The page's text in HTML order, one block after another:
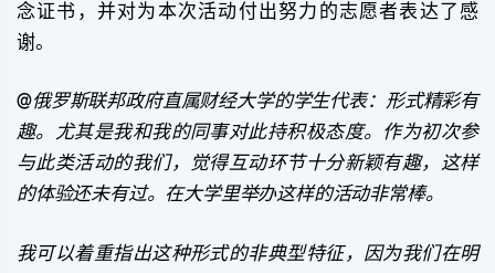
念证书，并对为本次活动付出努力的志愿者表达了感
谢。
@俄罗斯联邦政府直属财经大学的学生代表：形式精彩有
趣。尤其是我和我的同事对此持积极态度。作为初次参
与此类活动的我们，觉得互动环节十分新颖有趣，这样
的体验还未有过。在大学里举办这样的活动非常棒。
我可以着重指出这种形式的非典型特征，因为我们在明